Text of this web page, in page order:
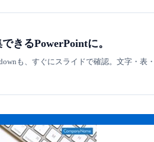
きるPowerPointに。
も、すぐにスライドで確認。文字・表